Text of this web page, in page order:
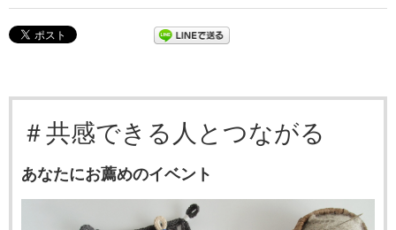
＃共感できる人とつながる
あなたにお薦めのイベント